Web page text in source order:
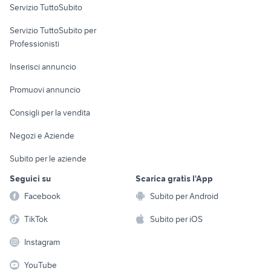
Informatica
Console e
Fotografia
Telefonia
Biciclette
Servizio TuttoSubito
Servizio TuttoSubito per
Professionisti
Inserisci annuncio
Promuovi annuncio
Consigli per la vendita
Negozi e Aziende
Subito per le aziende
Seguici su
Facebook
TikTok
Instagram
YouTube
Scarica gratis l'App
Subito per Android
Subito per iOS